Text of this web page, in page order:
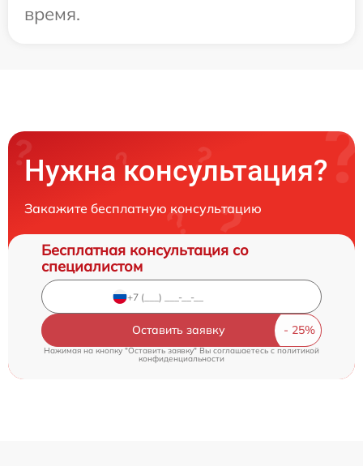
время.
Нужна консультация?
Закажите бесплатную консультацию
Бесплатная консультация со
специалистом
Оставить заявку
Нажимая на кнопку "Оставить заявку" Вы соглашаетесь c политикой
конфиденциальности